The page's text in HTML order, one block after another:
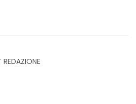
REDAZIONE